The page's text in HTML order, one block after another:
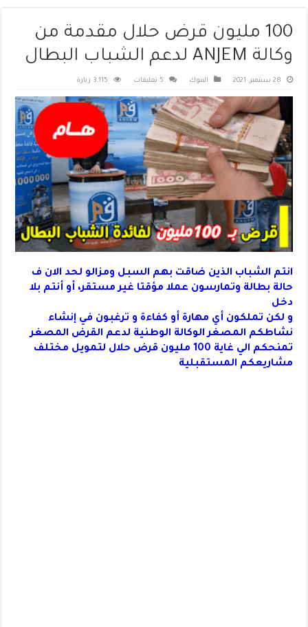
100 مليون قرض حلال مقدمة من
وكالة ANJEM لدعم الشباب البطال
28 سبتمبر، 2021 البنوك 5 تعليقات 3,115 زيارة
انتم الشباب الذين ضاقت بهم السبل ومزالو لحد الان ف
حالة بطالة وتمارسون عملا مؤقتا غير مستقر، أو أنتم بلا
دخل
و لكن تملكون أي مهارة أو كفاءة و ترغبون في إنشاء
نشاطكم المصغر الوكالة الوطنية لدعم القرض المصغر
تمنحكم الي غاية 100 مليون قرض حلال لتمويل مختلف
مشاريعكم المستقبلية